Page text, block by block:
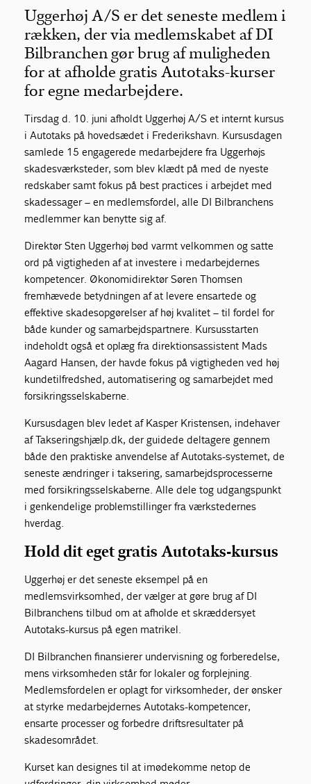
Uggerhøj A/S er det seneste medlem i
rækken, der via medlemskabet af DI
Bilbranchen gør brug af muligheden
for at afholde gratis Autotaks-kurser
for egne medarbejdere.
Tirsdag d. 10. juni afholdt Uggerhøj A/S et internt kursus
i Autotaks på hovedsædet i Frederikshavn. Kursusdagen
samlede 15 engagerede medarbejdere fra Uggerhøjs
skadesværksteder, som blev klædt på med de nyeste
redskaber samt fokus på best practices i arbejdet med
skadessager – en medlemsfordel, alle DI Bilbranchens
medlemmer kan benytte sig af.
Direktør Sten Uggerhøj bød varmt velkommen og satte
ord på vigtigheden af at investere i medarbejdernes
kompetencer. Økonomidirektør Søren Thomsen
fremhævede betydningen af at levere ensartede og
effektive skadesopgørelser af høj kvalitet – til fordel for
både kunder og samarbejdspartnere. Kursusstarten
indeholdt også et oplæg fra direktionsassistent Mads
Aagard Hansen, der havde fokus på vigtigheden ved høj
kundetilfredshed, automatisering og samarbejdet med
forsikringsselskaberne.
Kursusdagen blev ledet af Kasper Kristensen, indehaver
af Takseringshjælp.dk, der guidede deltagere gennem
både den praktiske anvendelse af Autotaks-systemet, de
seneste ændringer i taksering, samarbejdsprocesserne
med forsikringsselskaberne. Alle dele tog udgangspunkt
i genkendelige problemstillinger fra værkstedernes
hverdag.
Hold dit eget gratis Autotaks-kursus
Uggerhøj er det seneste eksempel på en
medlemsvirksomhed, der vælger at gøre brug af DI
Bilbranchens tilbud om at afholde et skræddersyet
Autotaks-kursus på egen matrikel.
DI Bilbranchen finansierer undervisning og forberedelse,
mens virksomheden står for lokaler og forplejning.
Medlemsfordelen er oplagt for virksomheder, der ønsker
at styrke medarbejdernes Autotaks-kompetencer,
ensarte processer og forbedre driftsresultater på
skadesområdet.
Kurset kan designes til at imødekomme netop de